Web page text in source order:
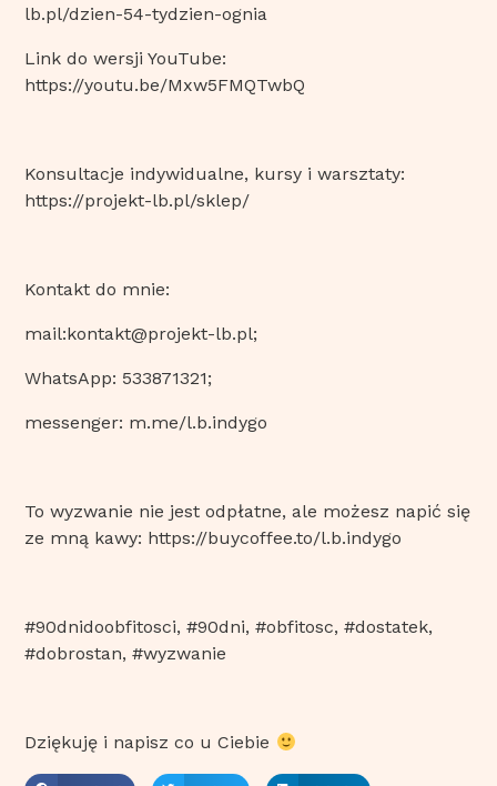
lb.pl/dzien-54-tydzien-ognia
Link do wersji YouTube:
https://youtu.be/Mxw5FMQTwbQ
Konsultacje indywidualne, kursy i warsztaty:
https://projekt-lb.pl/sklep/
Kontakt do mnie:
mail:kontakt@projekt-lb.pl;
WhatsApp: 533871321;
messenger: m.me/l.b.indygo
To wyzwanie nie jest odpłatne, ale możesz napić się
ze mną kawy: https://buycoffee.to/l.b.indygo
#90dnidoobfitosci, #90dni, #obfitosc, #dostatek,
#dobrostan, #wyzwanie
Dziękuję i napisz co u Ciebie